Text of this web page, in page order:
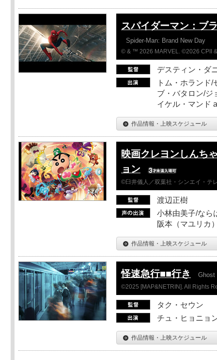
スパイダーマン：ブ
Spider-Man: Brand New Day
© & ™ 2026 MARVEL. ©2026 CPII
デスティン・ダ
トム・ホランド
ブ・バタロン/ジ
イケル・マンド
作品情報・上映スケジュール
映画クレヨンしんち
ョン
©臼井儀人／双葉社・シンエイ・テ
渡辺正樹
小林由美子/なら
阪本（マユリカ
作品情報・上映スケジュール
怪速急行■■行き Ghost
©2025 [MAP&NETRIN]. All Rights
タク・セウン
チュ・ヒョニョ
作品情報・上映スケジュール